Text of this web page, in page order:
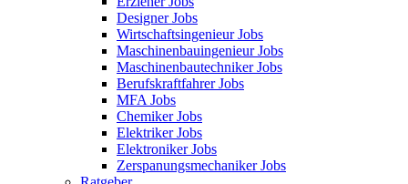
Designer Jobs
Wirtschaftsingenieur Jobs
Maschinenbauingenieur Jobs
Maschinenbautechniker Jobs
Berufskraftfahrer Jobs
MFA Jobs
Chemiker Jobs
Elektriker Jobs
Elektroniker Jobs
Zerspanungsmechaniker Jobs